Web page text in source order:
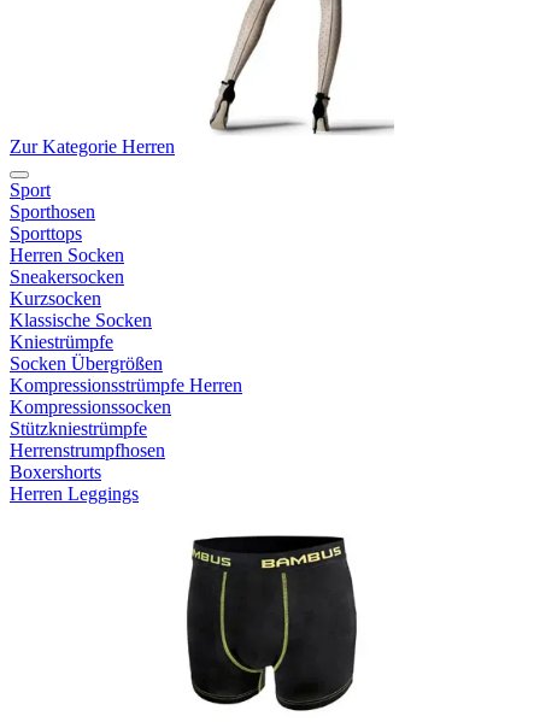
Zur Kategorie Herren
Sport
Sporthosen
Sporttops
Herren Socken
Sneakersocken
Kurzsocken
Klassische Socken
Kniestrümpfe
Socken Übergrößen
Kompressionsstrümpfe Herren
Kompressionssocken
Stützkniestrümpfe
Herrenstrumpfhosen
Boxershorts
Herren Leggings